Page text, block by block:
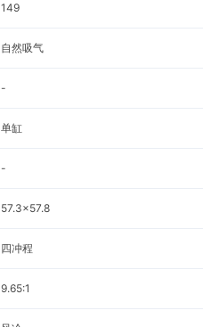
149
自然吸气
-
单缸
-
57.3x57.8
四冲程
9.65:1